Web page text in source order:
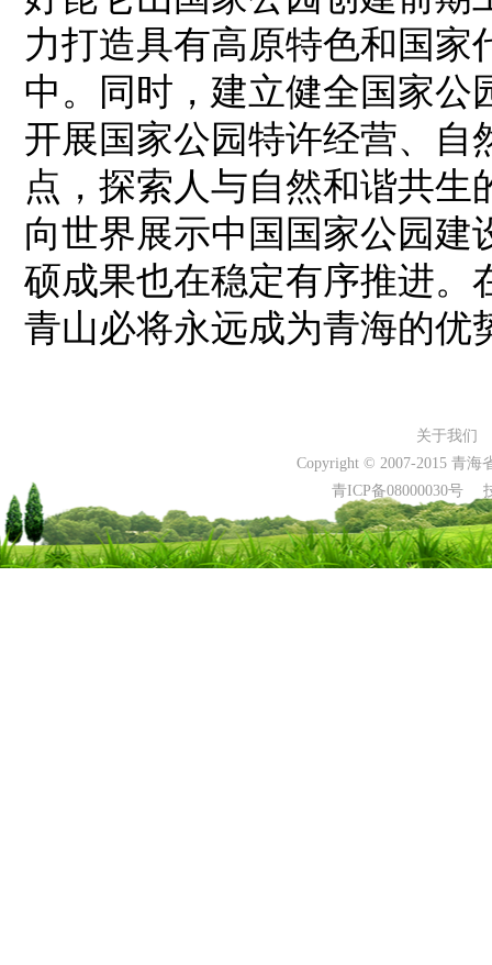
力打造具有高原特色和国
中。同时，建立健全国家公
开展国家公园特许经营、自
点，探索人与自然和谐共
向世界展示中国国家公园建
硕成果也在稳定有序推进。
青山必将永远成为青海的优
关于我们
Copyright © 2007-2015 青海
青ICP备08000030号